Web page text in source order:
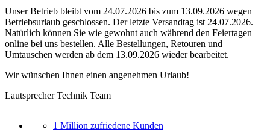
Unser Betrieb bleibt vom 24.07.2026 bis zum 13.09.2026 wegen
Betriebsurlaub geschlossen. Der letzte Versandtag ist 24.07.2026.
Natürlich können Sie wie gewohnt auch während den Feiertagen
online bei uns bestellen. Alle Bestellungen, Retouren und
Umtauschen werden ab dem 13.09.2026 wieder bearbeitet.
Wir wünschen Ihnen einen angenehmen Urlaub!
Lautsprecher Technik Team
1 Million zufriedene Kunden